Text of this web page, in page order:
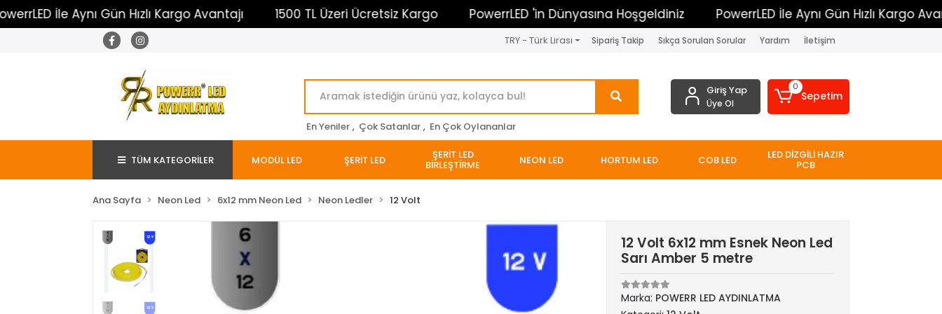
İle Aynı Gün Hızlı Kargo Avantajı 1500 TL Üzeri Ücretsiz Kargo PowerrLED 'in Dünyasına Hoşgeldiniz PowerrLED İle Aynı Gün Hızlı Kargo Avantajı
TRY - Türk Lirası Sipariş Takip Sıkça Sorulan Sorular Yardım İletişim
En Yeniler , Çok Satanlar , En Çok Oylananlar
Giriş Yap
Üye Ol
0
Sepetim
TÜM KATEGORİLER MODÜL LED ŞERİT LED ŞERİT LED
BİRLEŞTİRME NEON LED HORTUM LED COB LED LED DİZGİLİ HAZIR
PCB
Ana Sayfa Neon Led 6x12 mm Neon Led Neon Ledler 12 Volt
12 Volt 6x12 mm Esnek Neon Led
Sarı Amber 5 metre
Marka: POWERR LED AYDINLATMA